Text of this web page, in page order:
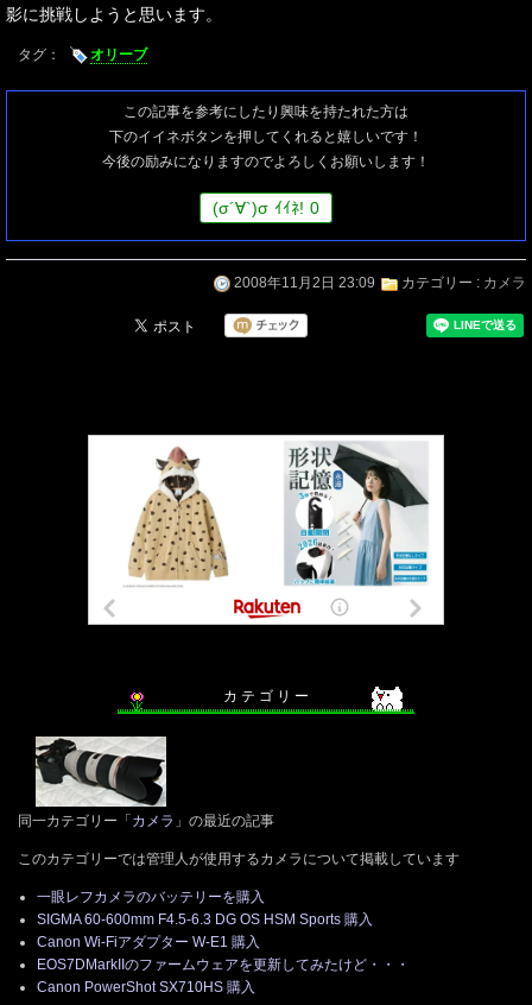
影に挑戦しようと思います。
タグ： オリーブ
この記事を参考にしたり興味を持たれた方は
下のイイネボタンを押してくれると嬉しいです！
今後の励みになりますのでよろしくお願いします！
(σ´∀`)σ ｲｲﾈ! 0
2008年11月2日 23:09 カテゴリー : カメラ
カ テ ゴ リ ー
同一カテゴリー「カメラ 」の最近の記事
このカテゴリーでは管理人が使用するカメラについて掲載しています
一眼レフカメラのバッテリーを購入
SIGMA 60-600mm F4.5-6.3 DG OS HSM Sports 購入
Canon Wi-Fiアダプター W-E1 購入
EOS7DMarkIIのファームウェアを更新してみたけど・・・
Canon PowerShot SX710HS 購入